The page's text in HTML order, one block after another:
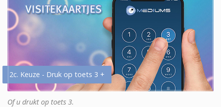
2c. Keuze - Druk op toets 3 +
Of u drukt op toets 3.